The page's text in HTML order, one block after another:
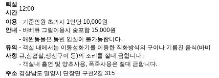
퇴실
시간
12:00
이용
안내
- 기준인원 초과시 1인당 10,000원
- 바베큐 그릴이용시 숯포함 15,000원
유의
사항
- 애완동물은 동반 입실이 불가능합니다.
- 객실 내에서는 이동성화기를 이용한 직화방식의 구이나 기름진 음식(바비
큐,삼겹살,생선구이 등)의 조리를 절대 금합니다.
- 객실내 흡연 및 양초사용, 폭죽사용은 절대 금합니다.
주소 경상남도 밀양시 단장면 구천2길 315